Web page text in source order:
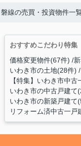
線の売買・投資物件一
おすすめこだわり特集
価格変更物件(67件)
いわき市の土地(28件)
【特集】いわき市中
いわき市の中古戸建て
いわき市の新築戸建て
リフォーム済中古一戸